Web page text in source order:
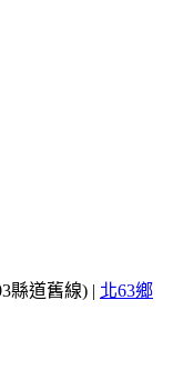
縣道舊線) | 北63鄉